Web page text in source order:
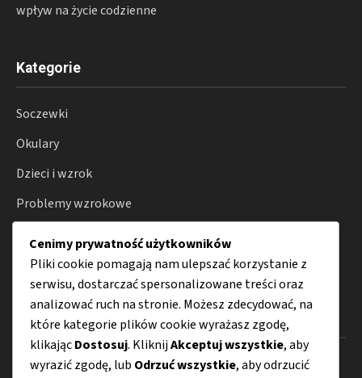
wpływ na życie codzienne
Kategorie
Soczewki
Okulary
Dzieci i wzrok
Problemy wzrokowe
Porady
Menu
O nas
Cenimy prywatność użytkowników
Pliki cookie pomagają nam ulepszać korzystanie z
serwisu, dostarczać spersonalizowane treści oraz
analizować ruch na stronie. Możesz zdecydować, na
które kategorie plików cookie wyrażasz zgodę,
klikającDostosuj. KliknijAkceptuj wszystkie, aby
wyrazić zgodę, lub Odrzuć wszystkie, aby odrzucić